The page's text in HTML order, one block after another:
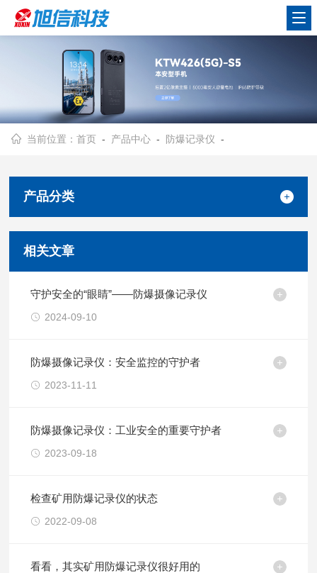
当前位置：首页 - 产品中心 - 防爆记录仪 -
产品分类
相关文章
守护安全的“眼睛”——防爆摄像记录仪
2024-09-10
防爆摄像记录仪：安全监控的守护者
2023-11-11
防爆摄像记录仪：工业安全的重要守护者
2023-09-18
检查矿用防爆记录仪的状态
2022-09-08
看看，其实矿用防爆记录仪很好用的